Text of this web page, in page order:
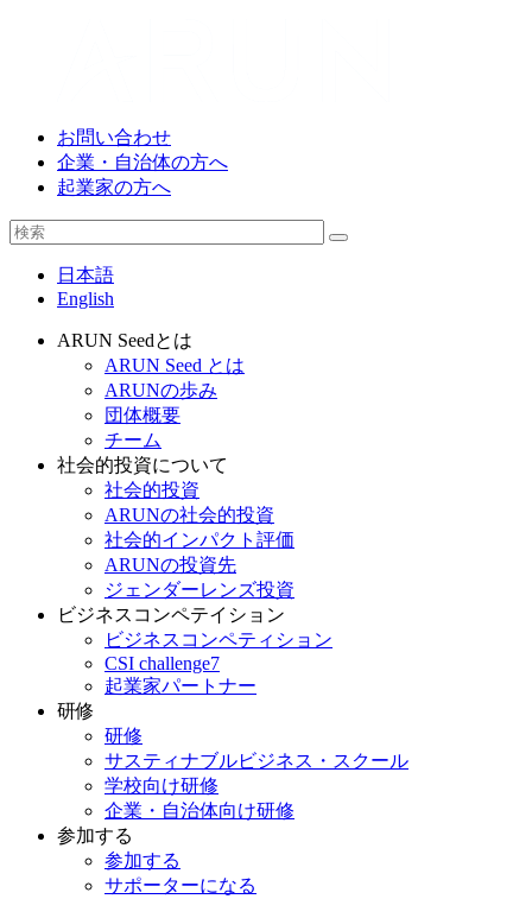
お問い合わせ
企業・自治体の方へ
起業家の方へ
日本語
English
ARUN Seedとは
ARUN Seed とは
ARUNの歩み
団体概要
チーム
社会的投資について
社会的投資
ARUNの社会的投資
社会的インパクト評価
ARUNの投資先
ジェンダーレンズ投資
ビジネスコンペテイション
ビジネスコンペティション
CSI challenge7
起業家パートナー
研修
研修
サスティナブルビジネス・スクール
学校向け研修
企業・自治体向け研修
参加する
参加する
サポーターになる